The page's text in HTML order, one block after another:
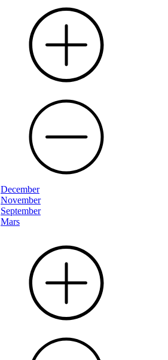
December
November
September
Mars